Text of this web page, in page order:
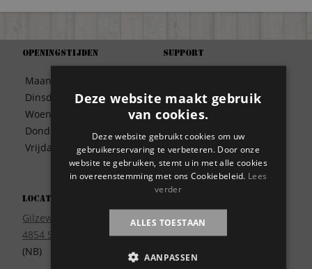
Openingstijden
Maandag
Dinsdag
Woensdag
Donderdag
Vrijdag
09:30 – 17:00
09:30 – 17:00
09:30 – 17:00
09:30 – 17:00
Locatie
Gilzeweg 17
4854 SE Bavel
(NB)
Support
Bezorgen
Contact
Disclaimer
Garantie
Meest gestelde vragen
Privacy
Wie zijn wij?
Deze website maakt gebruik
van cookies.
Deze website gebruikt cookies om uw
gebruikerservaring te verbeteren. Door onze
website te gebruiken, stemt u in met alle cookies
in overeenstemming met ons Cookiebeleid. Lees
verder
ALLES TOESTAAN
AANPASSEN